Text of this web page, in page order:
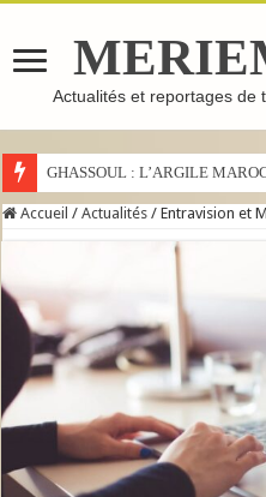
Actualités et reportages de
GHASSOUL : L’ARGILE
Accueil / Actualités / Entravision et